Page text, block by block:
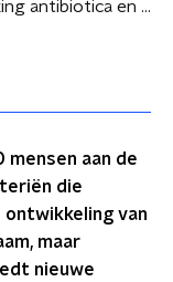
Veelbelovende samenwerking antibiotica en immuunsysteem
mensen aan de
die
van
maar
nieuwe